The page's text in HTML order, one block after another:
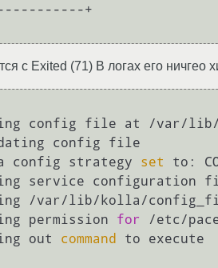
+
с Exited (71) В логах его ничгео
config file at /var/
config file
config strategy set
to:
service configuration
/var/lib/kolla/
permission for
/etc/
out command
to execute